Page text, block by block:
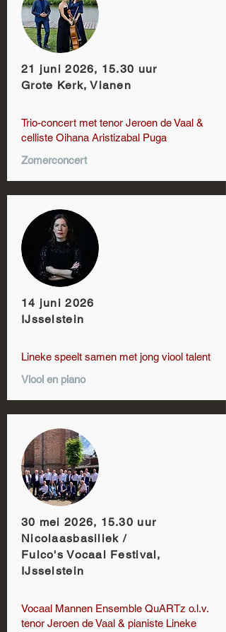
21 juni 2026, 15.30 uur
Grote Kerk, Vianen
Trio-concert met tenor Jeroen de Vaal &
celliste Oihana Aristizabal Puga
Zomerconcert
14 juni 2026
IJsselstein
Lineke speelt samen met jong viool talent
Viool en piano
30 mei 2026, 15.30 uur
Nicolaasbasiliek /
Fulco's Vocaal Festival,
IJsselstein
Vocaal Mannen Ensemble QuARTz o.l.v.
tenor Jeroen de Vaal & pianiste Lineke